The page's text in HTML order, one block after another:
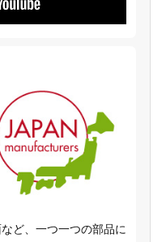
ど、一つ一つの部品に